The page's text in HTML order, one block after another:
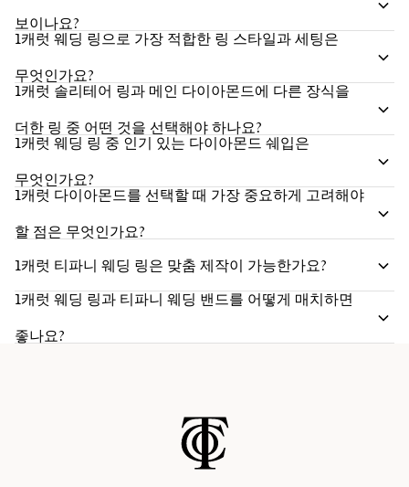
보이나요?
1캐럿 웨딩 링으로 가장 적합한 링 스타일과 세팅은
무엇인가요?
1캐럿 솔리테어 링과 메인 다이아몬드에 다른 장식을
더한 링 중 어떤 것을 선택해야 하나요?
1캐럿 웨딩 링 중 인기 있는 다이아몬드 쉐입은
무엇인가요?
1캐럿 다이아몬드를 선택할 때 가장 중요하게 고려해야
할 점은 무엇인가요?
1캐럿 티파니 웨딩 링은 맞춤 제작이 가능한가요?
1캐럿 웨딩 링과 티파니 웨딩 밴드를 어떻게 매치하면
좋나요?